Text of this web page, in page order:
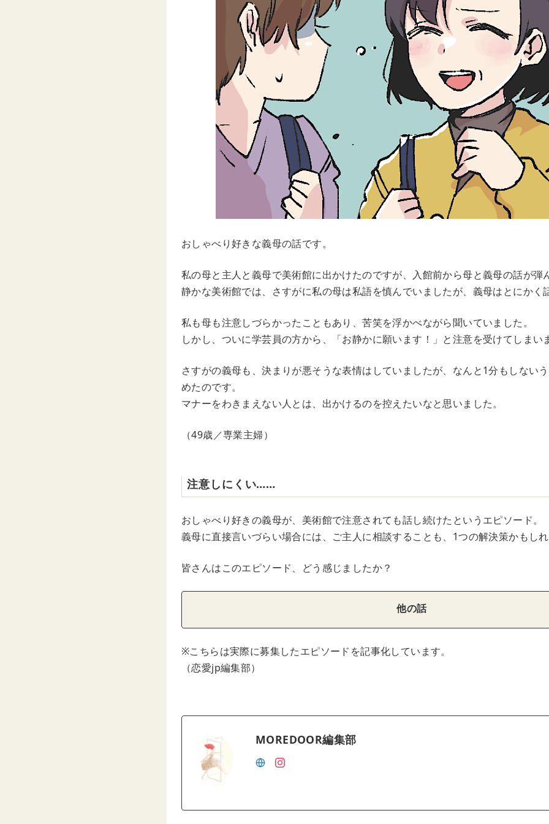
おしゃべり好きな義母の話です。
私の母と主人と義母で美術館に出かけたのですが、入館前から母と義母の話が弾
静かな美術館では、さすがに私の母は私語を慎んでいましたが、義母はとにかく
私も母も注意しづらかったこともあり、苦笑を浮かべながら聞いていました。
しかし、ついに学芸員の方から、「お静かに願います！」と注意を受けてしまい
さすがの義母も、決まりが悪そうな表情はしていましたが、なんと1分もしない
めたのです。
マナーをわきまえない人とは、出かけるのを控えたいなと思いました。
（49歳／専業主婦）
注意しにくい……
おしゃべり好きの義母が、美術館で注意されても話し続けたというエピソード。
義母に直接言いづらい場合には、ご主人に相談することも、1つの解決策かもしれ
皆さんはこのエピソード、どう感じましたか？
他の話
※こちらは実際に募集したエピソードを記事化しています。
（恋愛jp編集部）
MOREDOOR編集部